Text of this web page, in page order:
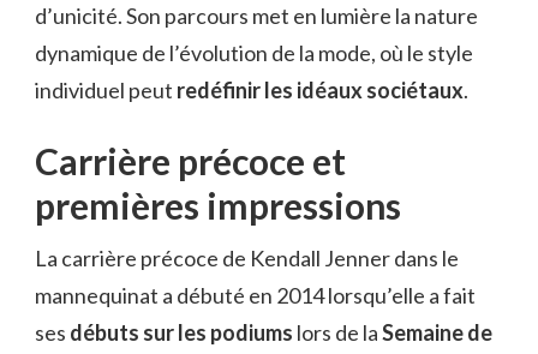
d’unicité. Son parcours met en lumière la nature
dynamique de l’évolution de la mode, où le style
individuel peut redéfinir les idéaux sociétaux.
Carrière précoce et
premières impressions
La carrière précoce de Kendall Jenner dans le
mannequinat a débuté en 2014 lorsqu’elle a fait
ses débuts sur les podiums lors de laSemaine de